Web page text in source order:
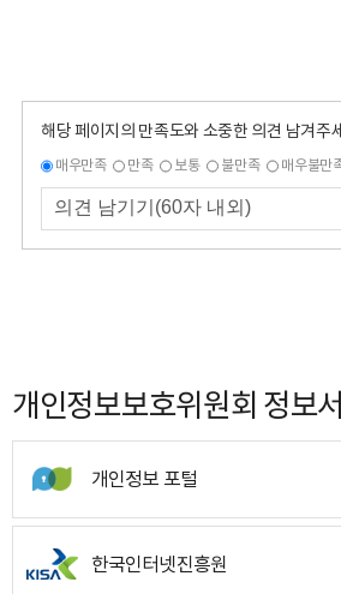
해당 페이지의 만족도와 소중한 의견 남겨주
매우만족 만족 보통 불만족 매우불만
개인정보보호위원회 정보
개인정보 포털
한국인터넷진흥원